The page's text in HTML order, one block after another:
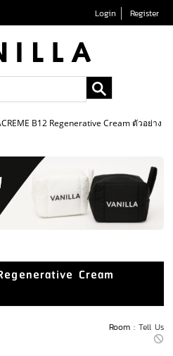
Login Register
B12 Regenerative Cream ตัวอย่าง
Cream
Room : Tell Us